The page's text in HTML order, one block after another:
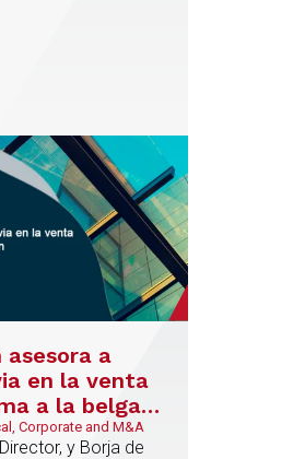
asesora a
en la venta
a la belga
Corporate and M&A
y Borja de